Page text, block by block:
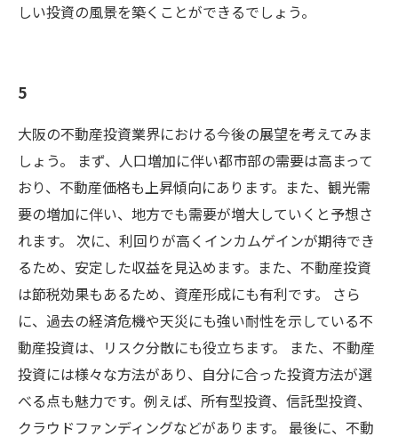
しい投資の風景を築くことができるでしょう。
5
大阪の不動産投資業界における今後の展望を考えてみま
しょう。 まず、人口増加に伴い都市部の需要は高まって
おり、不動産価格も上昇傾向にあります。また、観光需
要の増加に伴い、地方でも需要が増大していくと予想さ
れます。 次に、利回りが高くインカムゲインが期待でき
るため、安定した収益を見込めます。また、不動産投資
は節税効果もあるため、資産形成にも有利です。 さら
に、過去の経済危機や天災にも強い耐性を示している不
動産投資は、リスク分散にも役立ちます。 また、不動産
投資には様々な方法があり、自分に合った投資方法が選
べる点も魅力です。例えば、所有型投資、信託型投資、
クラウドファンディングなどがあります。 最後に、不動